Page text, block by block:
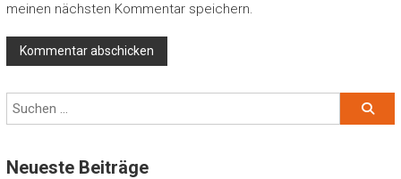
meinen nächsten Kommentar speichern.
Neueste Beiträge